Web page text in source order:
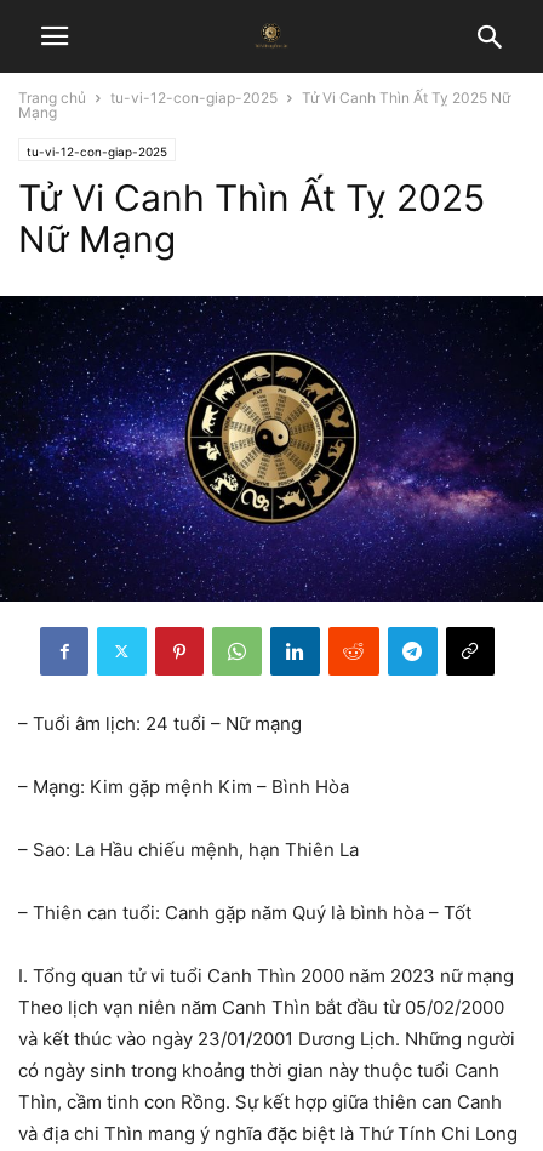
Trang chủ tu-vi-12-con-giap-2025
Tử Vi Canh Thìn Ất Tỵ 2025 Nữ
Mạng
tu-vi-12-con-giap-2025
Tử Vi Canh Thìn Ất Tỵ 2025
Nữ Mạng
– Tuổi âm lịch: 24 tuổi – Nữ mạng
– Mạng: Kim gặp mệnh Kim – Bình Hòa
– Sao: La Hầu chiếu mệnh, hạn Thiên La
– Thiên can tuổi: Canh gặp năm Quý là bình hòa – Tốt
I. Tổng quan tử vi tuổi Canh Thìn 2000 năm 2023 nữ mạng
Theo lịch vạn niên năm Canh Thìn bắt đầu từ 05/02/2000
và kết thúc vào ngày 23/01/2001 Dương Lịch. Những người
có ngày sinh trong khoảng thời gian này thuộc tuổi Canh
Thìn, cầm tinh con Rồng. Sự kết hợp giữa thiên can Canh
và địa chi Thìn mang ý nghĩa đặc biệt là Thứ Tính Chi Long